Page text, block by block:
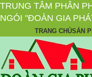
TRUNG TÂM PHÂN
NGÓI "ĐOÀN GIA
TRANG CHỦSẢN